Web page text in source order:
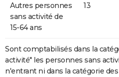
Autres personnes
sans activité de
15-64 ans
13
Sont comptabilisés dans la
activité" les personnes sans
n'entrant ni dans la catégorie